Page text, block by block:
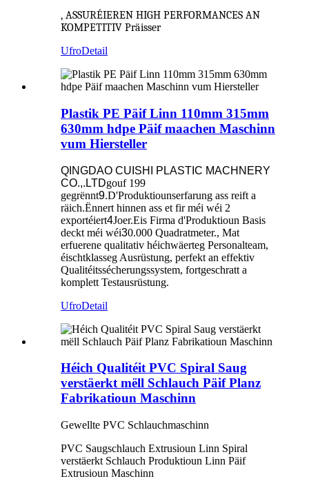
, ASSURÉIEREN HIGH PERFORMANCES AN
KOMPETITIV Präisser
UfroDetail
Plastik PE Päif Linn 110mm 315mm
630mm hdpe Päif maachen Maschinn
vum Hiersteller
QINGDAO CUISHI PLASTIC MACHNERY
CO.,.LTDgouf 199
gegrënnt9.D'Produktiounserfarung ass reift a
räich.Ënnert hinnen ass et fir méi wéi 2
exportéiert4Joer.Eis Firma d'Produktioun Basis
deckt méi wéi30.000 Quadratmeter., Mat
erfuerene qualitativ héichwäerteg Personalteam,
éischtklasseg Ausrüstung, perfekt an effektiv
Qualitéitssécherungssystem, fortgeschratt a
komplett Testausrüstung.
UfroDetail
Héich Qualitéit PVC Spiral Saug
verstäerkt mëll Schlauch Päif Planz
Fabrikatioun Maschinn
Gewellte PVC Schlauchmaschinn
PVC Saugschlauch Extrusioun Linn Spiral
verstäerkt Schlauch Produktioun Linn Päif
Extrusioun Maschinn